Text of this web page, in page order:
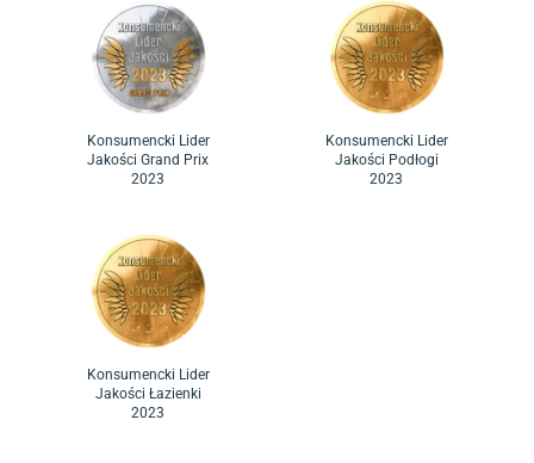
Konsumencki Lider
Jakości Grand Prix
2023
Konsumencki Lider
Jakości Podłogi
2023
Konsumencki Lider
Jakości Łazienki
2023